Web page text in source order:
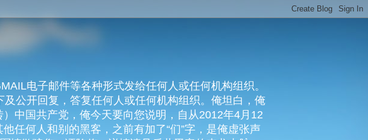
电子邮件等各种形式发给任何人或任何机构组织。
公开回复，答复任何人或任何机构组织。俺坦白，俺
中国共产党，俺今天要向您说明，自从2012年4月12
任何人和别的黑客，之前有加了“们”字，是俺虚张声